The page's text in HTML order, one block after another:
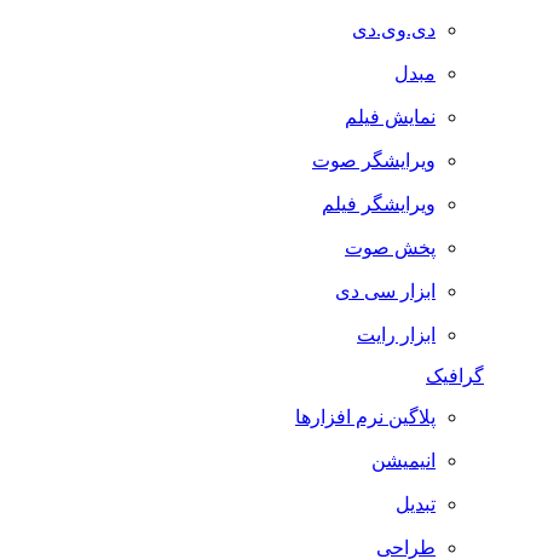
دی.وی.دی
مبدل
نمایش فیلم
ویرایشگر صوت
ویرایشگر فیلم
پخش صوت
ابزار سی دی
ابزار رایت
گرافیک
پلاگین نرم افزارها
انیمیشن
تبدیل
طراحی